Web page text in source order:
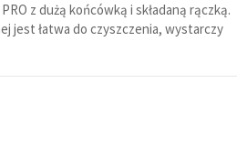
z dużą końcówką i składaną rączką.
jest łatwa do czyszczenia, wystarczy